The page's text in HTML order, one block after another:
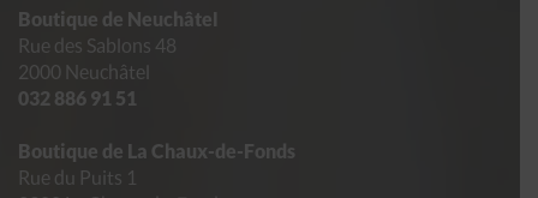
Boutique de Neuchâtel
Rue des Sablons 48
2000 Neuchâtel
032 886 91 51
Boutique de La Chaux-de-Fonds
Rue du Puits 1